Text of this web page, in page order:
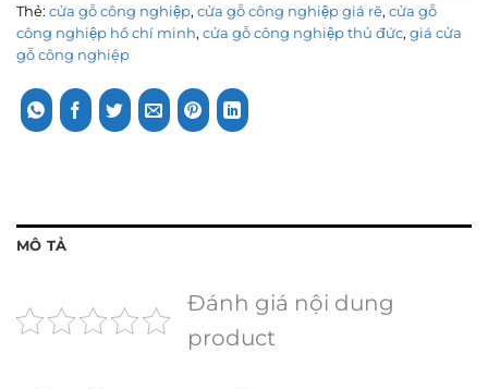
Thẻ: cửa gỗ công nghiệp, cửa gỗ công nghiệp giá rẽ, cửa gỗ
công nghiệp hồ chí minh, cửa gỗ công nghiệp thủ đức, giá cửa
gỗ công nghiệp
MÔ TẢ
Đánh giá nội dung
product